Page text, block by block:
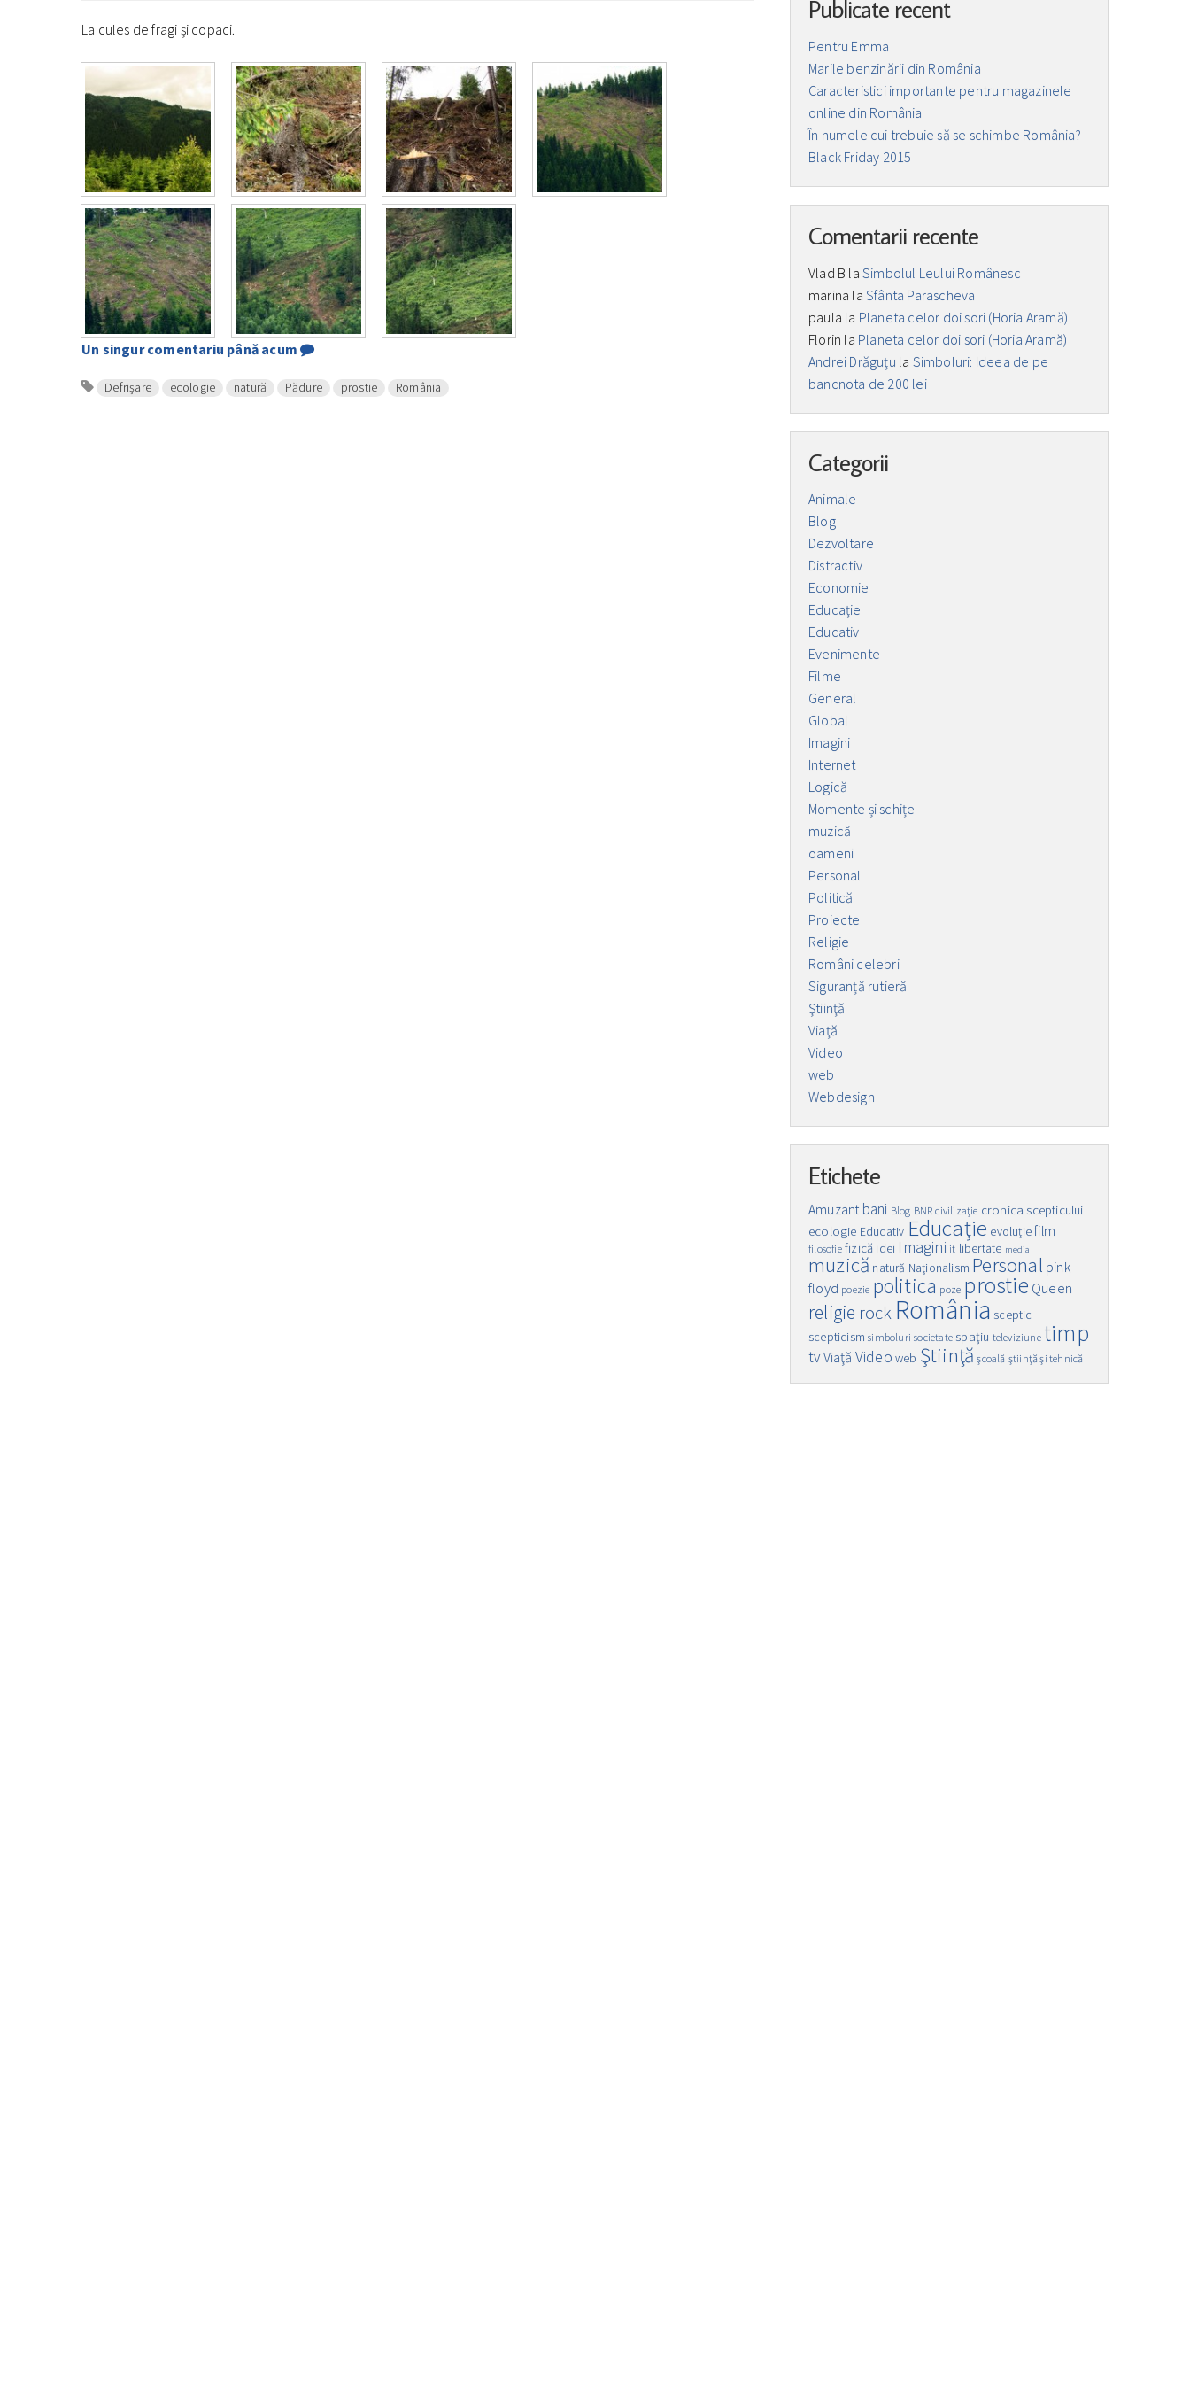
La cules de fragi şi copaci.
Un singur comentariu până acum
Defrişare ecologie natură Pădure prostie România
Publicate recent
Pentru Emma
Marile benzinării din România
Caracteristici importante pentru magazinele
online din România
În numele cui trebuie să se schimbe România?
Black Friday 2015
Comentarii recente
Vlad B laSimbolul Leului Românesc
marina laSfânta Parascheva
paula la Planeta celor doi sori (Horia Aramă)
Florin la Planeta celor doi sori (Horia Aramă)
Andrei Drăguţu la Simboluri: Ideea de pe
bancnota de 200 lei
Categorii
Animale
Blog
Dezvoltare
Distractiv
Economie
Educaţie
Educativ
Evenimente
Filme
General
Global
Imagini
Internet
Logică
Momente și schițe
muzică
oameni
Personal
Politică
Proiecte
Religie
Români celebri
Siguranță rutieră
Ştiinţă
Viaţă
Video
web
Webdesign
Etichete
Amuzant bani Blog BNR civilizaţie cronica scepticului
ecologie Educativ Educaţie evoluţiefilm
filosofie fizică idei Imagini it libertate media
muzică natură Naţionalism Personal pink
floyd poezie politica poze prostie Queen
religie rock România sceptic
scepticism simboluri societate spaţiu televiziune timp
tvViaţă Video web Ştiinţă şcoală ştiinţă şi tehnică